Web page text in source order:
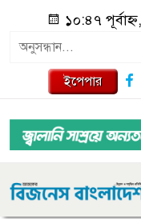
১০:৪৭
ইপেপার